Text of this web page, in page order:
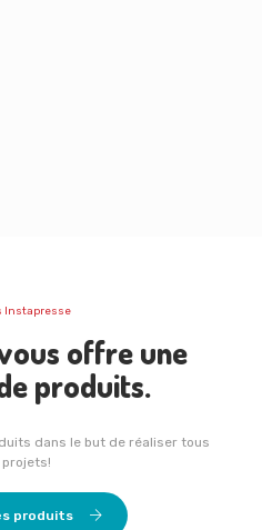
Instapresse
offre une
produits.
dans le but de réaliser tous
produits